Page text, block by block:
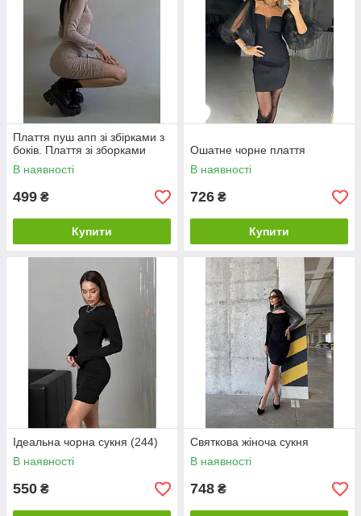
Плаття пуш апп зі збірками з
боків. Плаття зі зборками
В наявності
499 ₴
Купити
Ошатне чорне плаття
В наявності
726 ₴
Купити
Ідеальна чорна сукня (244)
В наявності
550 ₴
Святкова жіноча сукня
В наявності
748 ₴